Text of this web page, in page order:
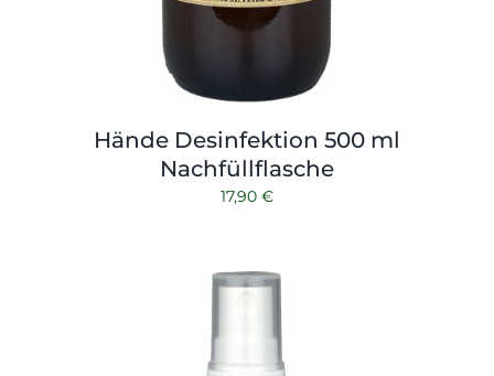
Hände Desinfektion 500 ml
Nachfüllflasche
17,90 €